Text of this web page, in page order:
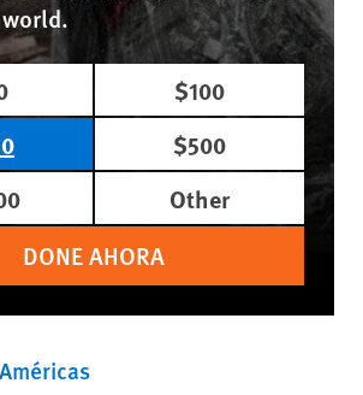
$100
$500
Other
DONE AHORA
Américas